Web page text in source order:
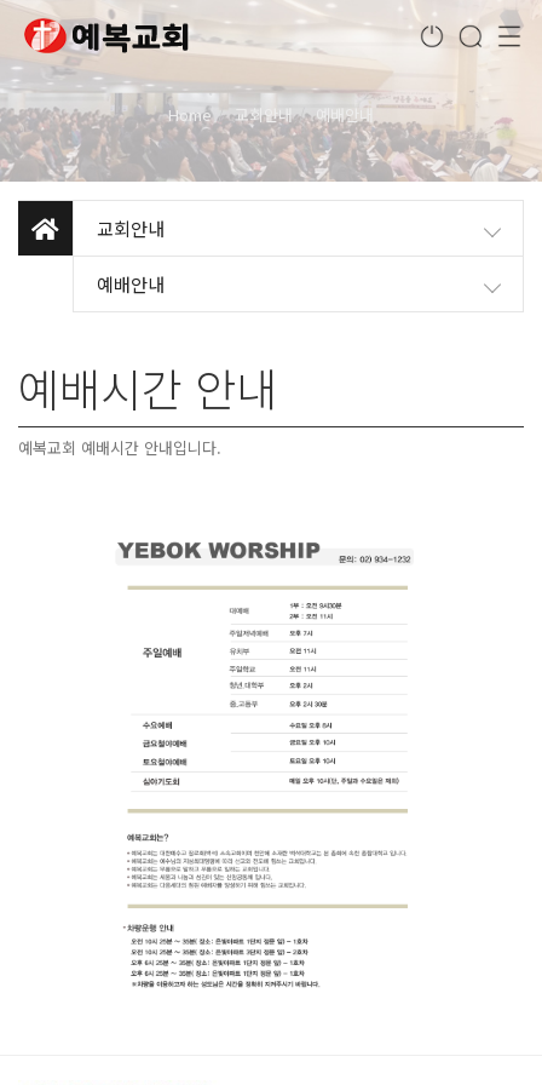
Home 교회안내 예배안내
교회안내
예배안내
예배시간 안내
예복교회 예배시간 안내입니다.